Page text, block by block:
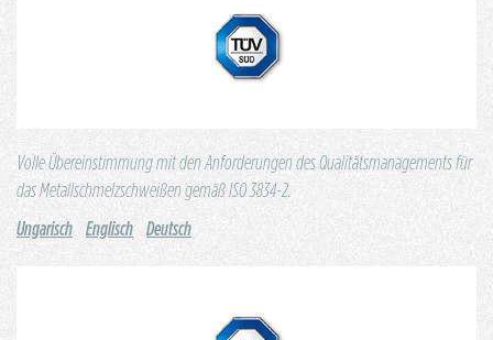
Volle Übereinstimmung mit den Anforderungen des Qualitätsmanagements für
das Metallschmelzschweißen gemäß ISO 3834-2.
Ungarisch
Englisch Deutsch